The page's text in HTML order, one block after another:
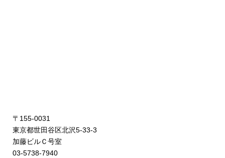
〒155-0031
東京都世田谷区北沢5-33-3
加藤ビルＣ号室
03-5738-7940